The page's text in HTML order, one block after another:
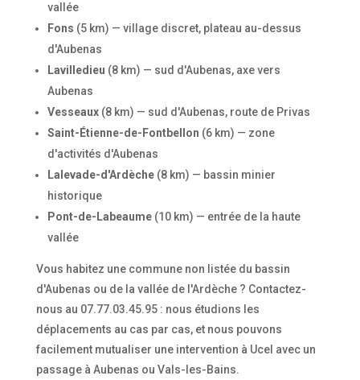
vallée
Fons (5 km) — village discret, plateau au-dessus
d'Aubenas
Lavilledieu (8 km) — sud d'Aubenas, axe vers
Aubenas
Vesseaux(8 km) — sud d'Aubenas, route de Privas
Saint-Étienne-de-Fontbellon (6 km) — zone
d'activités d'Aubenas
Lalevade-d'Ardèche(8 km) — bassin minier
historique
Pont-de-Labeaume(10 km) — entrée de la haute
vallée
Vous habitez une commune non listée du bassin
d'Aubenas ou de la vallée de l'Ardèche ? Contactez-
nous au 07.77.03.45.95 : nous étudions les
déplacements au cas par cas, et nous pouvons
facilement mutualiser une intervention à Ucel avec un
passage à Aubenas ou Vals-les-Bains.